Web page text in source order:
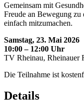
Gemeinsam mit
Freude an Bewegung zu
einfach mitzumachen.
Samstag, 23. Mai 2026
10:00 – 12:00 Uhr
TV Rheinau, Rheinauer
Die Teilnahme ist
Details